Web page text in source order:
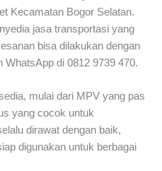
Kecamatan Bogor Selatan.
jasa transportasi yang
bisa dilakukan dengan
WhatsApp di 0812 9739 470.
mulai dari MPV yang pas
yang cocok untuk
dirawat dengan baik,
digunakan untuk berbagai